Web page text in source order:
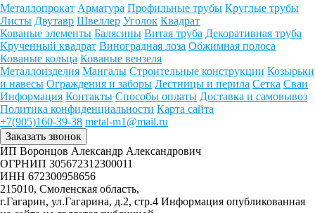
Металлопрокат Арматура Профильные трубы Круглые трубы
Листы Двутавр Швеллер Уголок Квадрат
Кованые элементы Балясины Витая труба Декоративная труба
Крученный квадрат Виноградная лоза Обжимная полоса
Кованые кольца Кованые вензеля
Металлоизделия Мангалы Строительные конструкции Козырьки
и навесы Ограждения и заборы Лестницы и перила Сетка Сваи
Информация Контакты Способы оплаты Доставка и самовывоз
Политика конфиденциальности Карта сайта
+7(905)160-39-38 metal-m1@mail.ru
Заказать звонок
ИП Воронцов Александр Александрович
ОГРНИП 305672312300011
ИНН 672300958656
215010, Смоленская область,
г.Гагарин, ул.Гагарина, д.2, стр.4 Информация опубликованная